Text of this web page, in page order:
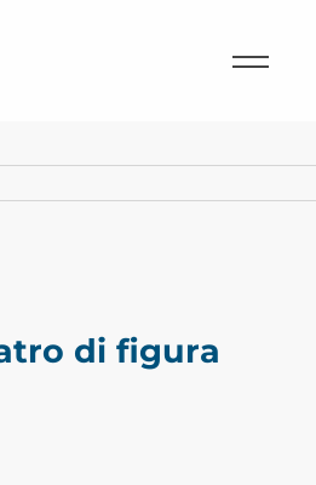
di figura